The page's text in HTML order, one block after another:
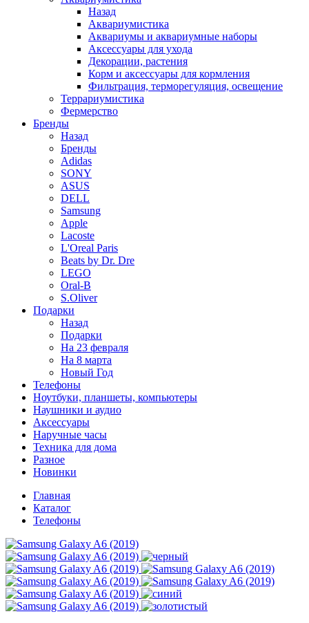
Назад
Аквариумистика
Аквариумы и аквариумные наборы
Аксессуары для ухода
Декорации, растения
Корм и аксессуары для кормления
Фильтрация, терморегуляция, освещение
Террариумистика
Фермерство
Бренды
Назад
Бренды
Adidas
SONY
ASUS
DELL
Samsung
Apple
Lacoste
L'Oreal Paris
Beats by Dr. Dre
LEGO
Oral-B
S.Oliver
Подарки
Назад
Подарки
На 23 февраля
На 8 марта
Новый Год
Телефоны
Ноутбуки, планшеты, компьютеры
Наушники и аудио
Аксессуары
Наручные часы
Техника для дома
Разное
Новинки
Главная
Каталог
Телефоны